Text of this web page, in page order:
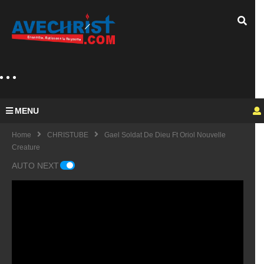
MENU
Home CHRISTUBE
Gael Soldat De Dieu Ft Oriol Nouvelle
Creature
AUTO NEXT